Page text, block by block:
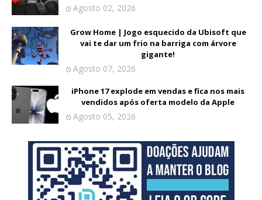
Agosto 02, 2026
Grow Home | Jogo esquecido da Ubisoft que
vai te dar um frio na barriga com árvore
gigante!
Agosto 07, 2026
iPhone 17 explode em vendas e fica nos mais
vendidos após oferta modelo da Apple
Agosto 05, 2026